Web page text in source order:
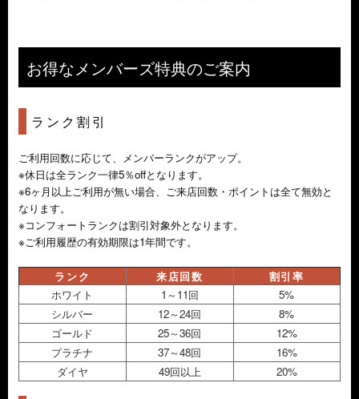
お得なメンバーズ特典のご案内
ランク割引
ご利用回数に応じて、メンバーランクがアップ。
※休日は全ランク一律5％offとなります。
※6ヶ月以上ご利用が無い場合、ご来店回数・ポイントは全て無効と
なります。
※コンフォートランクは割引対象外となります。
※ご利用履歴の有効期限は1年間です。
ランク 来店回数
割引率
ホワイト
1～11回
5%
シルバー
12～24回
8%
ゴールド
25～36回
12%
プラチナ
37～48回
16%
ダイヤ
49回以上 20%